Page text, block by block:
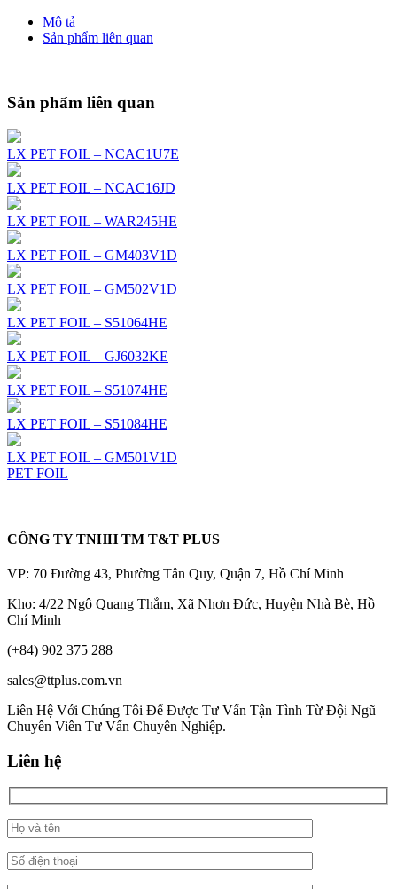
Mô tả
Sản phẩm liên quan
Sản phẩm liên quan
LX PET FOIL – NCAC1U7E
LX PET FOIL – NCAC16JD
LX PET FOIL – WAR245HE
LX PET FOIL – GM403V1D
LX PET FOIL – GM502V1D
LX PET FOIL – S51064HE
LX PET FOIL – GJ6032KE
LX PET FOIL – S51074HE
LX PET FOIL – S51084HE
LX PET FOIL – GM501V1D
PET FOIL
CÔNG TY TNHH TM T&T PLUS
VP: 70 Đường 43, Phường Tân Quy, Quận 7, Hồ Chí Minh
Kho: 4/22 Ngô Quang Thắm, Xã Nhơn Đức, Huyện Nhà Bè, Hồ
Chí Minh
(+84) 902 375 288
sales@ttplus.com.vn
Liên Hệ Với Chúng Tôi Để Được Tư Vấn Tận Tình Từ Đội Ngũ
Chuyên Viên Tư Vấn Chuyên Nghiệp.
Liên hệ